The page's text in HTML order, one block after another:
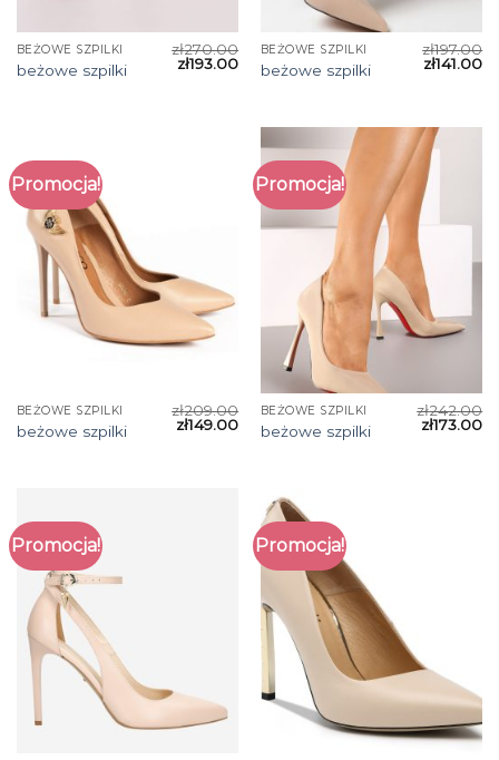
BEŻOWE SZPILKI
beżowe szpilki
zł270.00
zł193.00
BEŻOWE SZPILKI
beżowe szpilki
zł197.00
zł141.00
Promocja!
BEŻOWE SZPILKI
beżowe szpilki
zł209.00
zł149.00
Promocja!
BEŻOWE SZPILKI
beżowe szpilki
zł242.00
zł173.00
Promocja! Promocja!